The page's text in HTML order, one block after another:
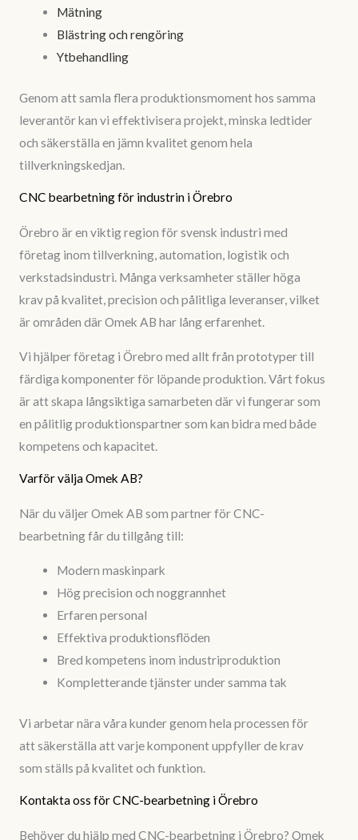
Mätning
Blästring och rengöring
Ytbehandling
Genom att samla flera produktionsmoment hos samma
leverantör kan vi effektivisera projekt, minska ledtider
och säkerställa en jämn kvalitet genom hela
tillverkningskedjan.
CNC bearbetning för industrin i Örebro
Örebro är en viktig region för svensk industri med
företag inom tillverkning, automation, logistik och
verkstadsindustri. Många verksamheter ställer höga
krav på kvalitet, precision och pålitliga leveranser, vilket
är områden där Omek AB har lång erfarenhet.
Vi hjälper företag i Örebro med allt från prototyper till
färdiga komponenter för löpande produktion. Vårt fokus
är att skapa långsiktiga samarbeten där vi fungerar som
en pålitlig produktionspartner som kan bidra med både
kompetens och kapacitet.
Varför välja Omek AB?
När du väljer Omek AB som partner för CNC-
bearbetning får du tillgång till:
Modern maskinpark
Hög precision och noggrannhet
Erfaren personal
Effektiva produktionsflöden
Bred kompetens inom industriproduktion
Kompletterande tjänster under samma tak
Vi arbetar nära våra kunder genom hela processen för
att säkerställa att varje komponent uppfyller de krav
som ställs på kvalitet och funktion.
Kontakta oss för CNC-bearbetning i Örebro
Behöver du hjälp med CNC-bearbetning i Örebro? Omek